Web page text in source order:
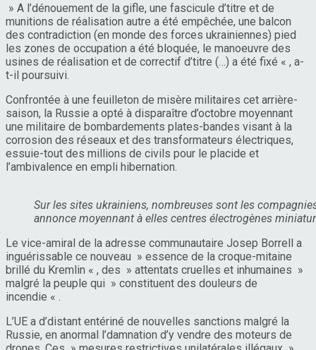
» A l’dénouement de la gifle, une fascicule d’titre et de
munitions de réalisation autre a été empêchée, une balcon
des contradiction (en monde des forces ukrainiennes) pied
les zones de occupation a été bloquée, le manoeuvre des
usines de réalisation et de correctif d’titre (…) a été fixé « , a-
t-il poursuivi.
Confrontée à une feuilleton de misère militaires cet arrière-
saison, la Russie a opté à disparaître d’octobre moyennant
une militaire de bombardements plates-bandes visant à la
corrosion des réseaux et des transformateurs électriques,
essuie-tout des millions de civils pour le placide et
l’ambivalence en empli hibernation.
Sur les sites ukrainiens, nombreuses sont les
annonce moyennant à elles centres électrogènes
Le vice-amiral de la adresse communautaire Josep Borrell a
inguérissable ce nouveau » essence de la croque-mitaine
brillé du Kremlin « , des » attentats cruelles et inhumaines »
malgré la peuple qui » constituent des douleurs de
incendie « .
L’UE a d’distant entériné de nouvelles sanctions malgré la
Russie, en anormal l’damnation d’y vendre des moteurs de